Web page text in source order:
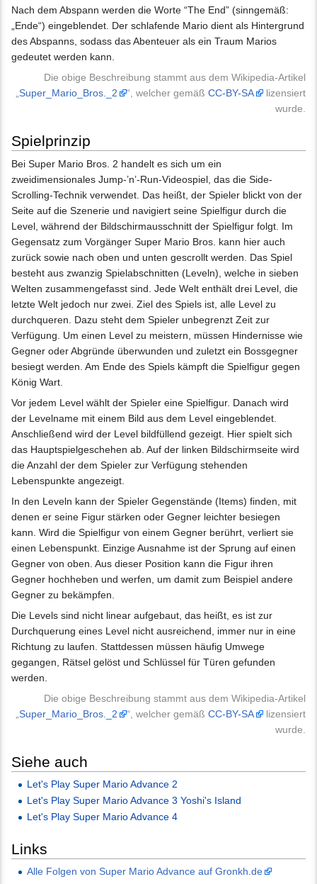
Nach dem Abspann werden die Worte “The End” (sinngemäß:
„Ende“) eingeblendet. Der schlafende Mario dient als Hintergrund
des Abspanns, sodass das Abenteuer als ein Traum Marios
gedeutet werden kann.
Die obige Beschreibung stammt aus dem Wikipedia-Artikel
„Super_Mario_Bros._2 “, welcher gemäß CC-BY-SA
lizensiert
wurde.
Spielprinzip
Bei Super Mario Bros. 2 handelt es sich um ein
zweidimensionales Jump-’n’-Run-Videospiel, das die Side-
Scrolling-Technik verwendet. Das heißt, der Spieler blickt von der
Seite auf die Szenerie und navigiert seine Spielfigur durch die
Level, während der Bildschirmausschnitt der Spielfigur folgt. Im
Gegensatz zum Vorgänger Super Mario Bros. kann hier auch
zurück sowie nach oben und unten gescrollt werden. Das Spiel
besteht aus zwanzig Spielabschnitten (Leveln), welche in sieben
Welten zusammengefasst sind. Jede Welt enthält drei Level, die
letzte Welt jedoch nur zwei. Ziel des Spiels ist, alle Level zu
durchqueren. Dazu steht dem Spieler unbegrenzt Zeit zur
Verfügung. Um einen Level zu meistern, müssen Hindernisse wie
Gegner oder Abgründe überwunden und zuletzt ein Bossgegner
besiegt werden. Am Ende des Spiels kämpft die Spielfigur gegen
König Wart.
Vor jedem Level wählt der Spieler eine Spielfigur. Danach wird
der Levelname mit einem Bild aus dem Level eingeblendet.
Anschließend wird der Level bildfüllend gezeigt. Hier spielt sich
das Hauptspielgeschehen ab. Auf der linken Bildschirmseite wird
die Anzahl der dem Spieler zur Verfügung stehenden
Lebenspunkte angezeigt.
In den Leveln kann der Spieler Gegenstände (Items) finden, mit
denen er seine Figur stärken oder Gegner leichter besiegen
kann. Wird die Spielfigur von einem Gegner berührt, verliert sie
einen Lebenspunkt. Einzige Ausnahme ist der Sprung auf einen
Gegner von oben. Aus dieser Position kann die Figur ihren
Gegner hochheben und werfen, um damit zum Beispiel andere
Gegner zu bekämpfen.
Die Levels sind nicht linear aufgebaut, das heißt, es ist zur
Durchquerung eines Level nicht ausreichend, immer nur in eine
Richtung zu laufen. Stattdessen müssen häufig Umwege
gegangen, Rätsel gelöst und Schlüssel für Türen gefunden
werden.
Die obige Beschreibung stammt aus dem Wikipedia-Artikel
„Super_Mario_Bros._2 “, welcher gemäß CC-BY-SA
lizensiert
wurde.
Siehe auch
Let's Play Super Mario Advance 2
Let's Play Super Mario Advance 3 Yoshi's Island
Let's Play Super Mario Advance 4
Links
Alle Folgen von Super Mario Advance auf Gronkh.de